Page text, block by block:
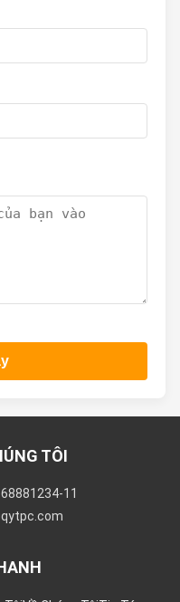
TÔI
11